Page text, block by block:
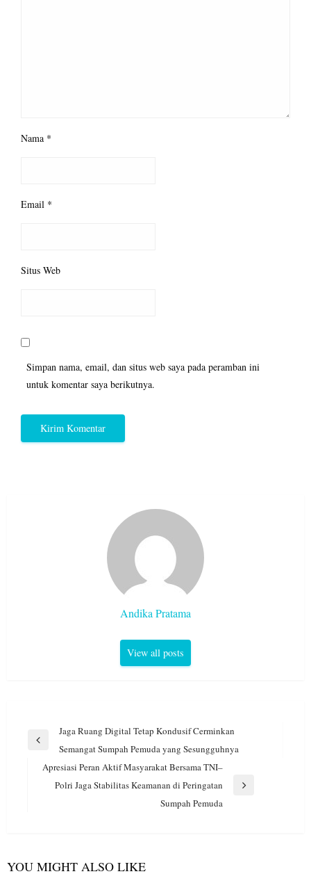
Nama *
Email *
Situs Web
Simpan nama, email, dan situs web saya pada peramban ini
untuk komentar saya berikutnya.
Andika Pratama
View all posts
Navigasi
Previous
Jaga Ruang Digital Tetap Kondusif Cerminkan
Semangat Sumpah Pemuda yang Sesungguhnya
Apresiasi Peran Aktif Masyarakat Bersama TNI–
Polri Jaga Stabilitas Keamanan di Peringatan
Sumpah Pemuda
YOU MIGHT ALSO LIKE